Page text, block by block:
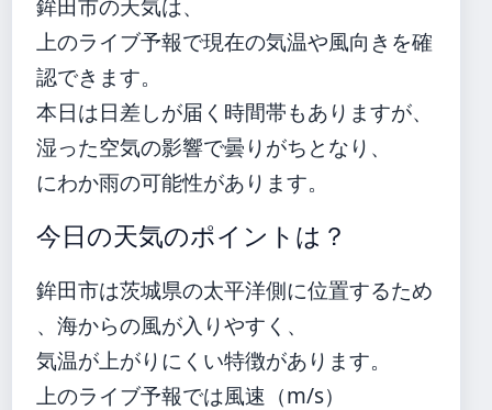
鉾田市の天気は、
上のライブ予報で現在の気温や風向きを確
認できます。
本日は日差しが届く時間帯もありますが、
湿った空気の影響で曇りがちとなり、
にわか雨の可能性があります。
今日の天気のポイントは？
鉾田市は茨城県の太平洋側に位置するため
、海からの風が入りやすく、
気温が上がりにくい特徴があります。
上のライブ予報では風速（m/s）